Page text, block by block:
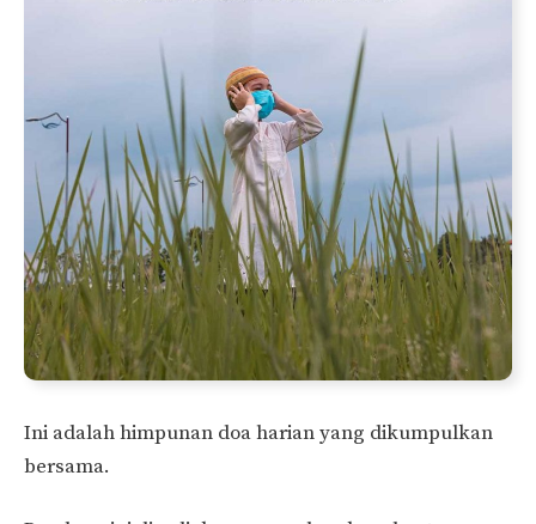
Ini adalah himpunan doa harian yang dikumpulkan
bersama.